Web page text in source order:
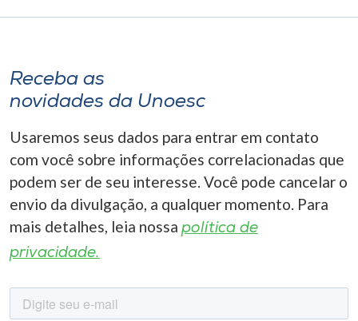
Receba as
novidades da Unoesc
Usaremos seus dados para entrar em contato
com você sobre informações correlacionadas que
podem ser de seu interesse. Você pode cancelar o
envio da divulgação, a qualquer momento. Para
mais detalhes, leia nossa política de
privacidade.